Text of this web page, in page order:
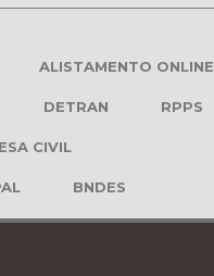
ALISTAMENTO ONLINE
DETRAN RPPS
CIVIL
BNDES